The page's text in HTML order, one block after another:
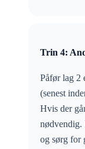
Trin 4:
Påfør lag 2
(senest
Hvis der
nødvendig.
og sørg for